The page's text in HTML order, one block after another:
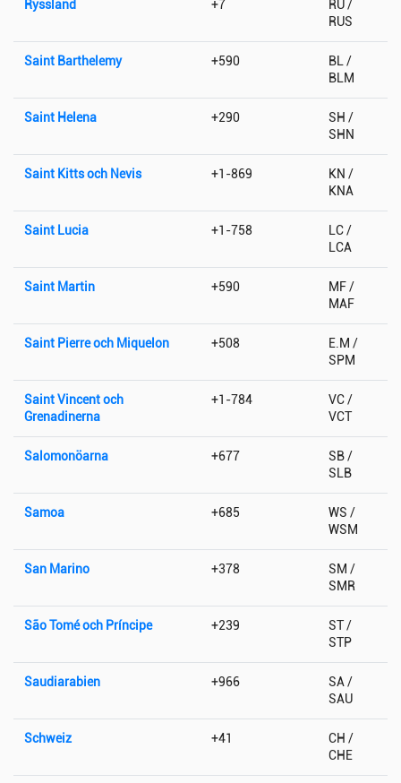
Ryssland +7
RU /
RUS
Saint Barthelemy +590
BL /
BLM
Saint Helena +290
SH /
SHN
Saint Kitts och Nevis +1-869
KN /
KNA
Saint Lucia +1-758
LC /
LCA
Saint Martin +590
MF /
MAF
Saint Pierre och Miquelon +508
E.M /
SPM
Saint Vincent och
Grenadinerna
+1-784
VC /
VCT
Salomonöarna +677
SB /
SLB
Samoa +685
WS /
WSM
San Marino +378
SM /
SMR
São Tomé och Príncipe +239
ST /
STP
Saudiarabien +966
SA /
SAU
Schweiz +41
CH /
CHE